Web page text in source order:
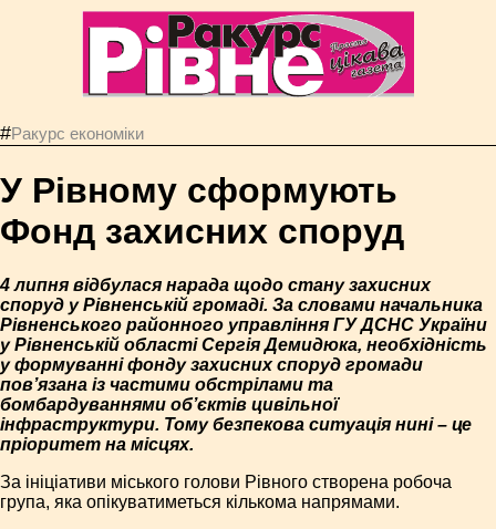
#Ракурс економiки
У Рівному сформують
Фонд захисних споруд
4 липня відбулася нарада щодо стану захисних
споруд у Рівненській громаді. За словами начальника
Рівненського районного управління ГУ ДСНС України
у Рівненській області Сергія Демидюка, необхідність
у формуванні фонду захисних споруд громади
пов’язана із частими обстрілами та
бомбардуваннями об’єктів цивільної
інфраструктури. Тому безпекова ситуація нині – це
пріоритет на місцях.
За ініціативи міського голови Рівного створена робоча
група, яка опікуватиметься кількома напрямами.